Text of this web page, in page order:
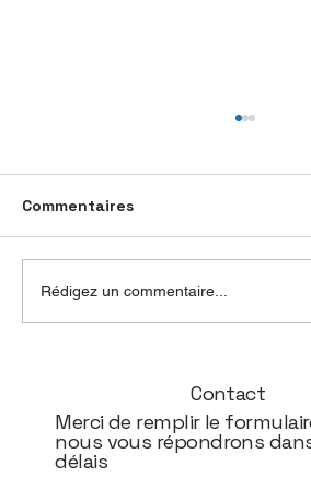
Commentaires
Rédigez un commentaire...
Contact
Merci de remplir le
nous vous répondrons
délais